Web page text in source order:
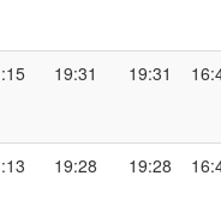
19:31
19:31
21:15
19:28
19:28
21:13